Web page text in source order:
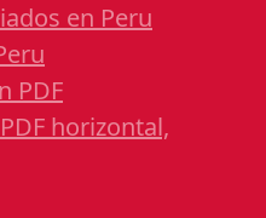
en Peru
PDF
horizontal,